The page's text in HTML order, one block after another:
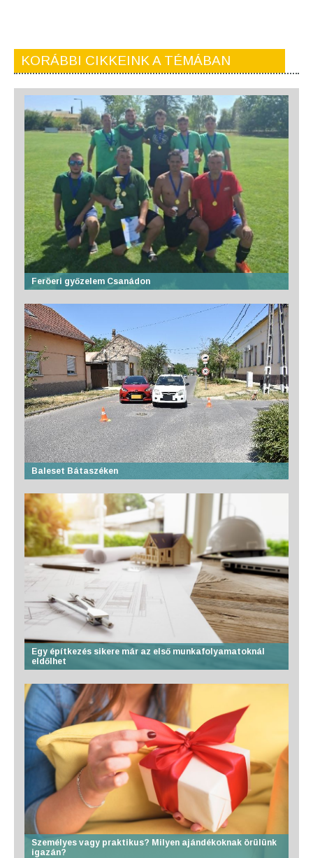
KORÁBBI CIKKEINK A TÉMÁBAN
Feröeri győzelem Csanádon
Baleset Bátaszéken
Egy építkezés sikere már az első munkafolyamatoknál
eldőlhet
Személyes vagy praktikus? Milyen ajándékoknak örülünk
igazán?